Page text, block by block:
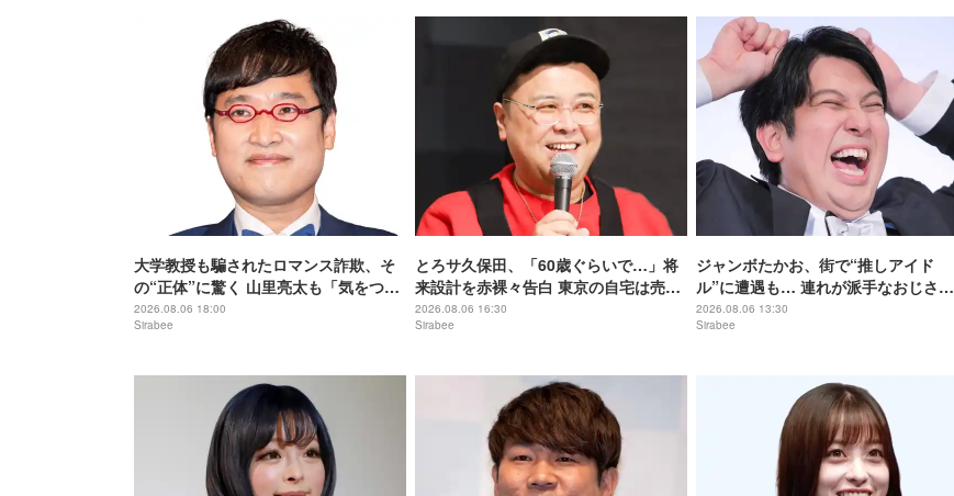
大学教授も騙されたロマンス詐欺、そ
の“正体”に驚く 山里亮太も「気をつけ
なきゃ」
2026.08.06 18:00
Sirabee
とろサ久保田、「60歳ぐらいで…」将
来設計を赤裸々告白 東京の自宅は売却
予定？
2026.08.06 16:30
Sirabee
ジャンボたかお、街で“推しアイド
ル”に遭遇も… 連れが派手なおじさん
で「すっごいイヤ」
2026.08.06 13:30
Sirabee